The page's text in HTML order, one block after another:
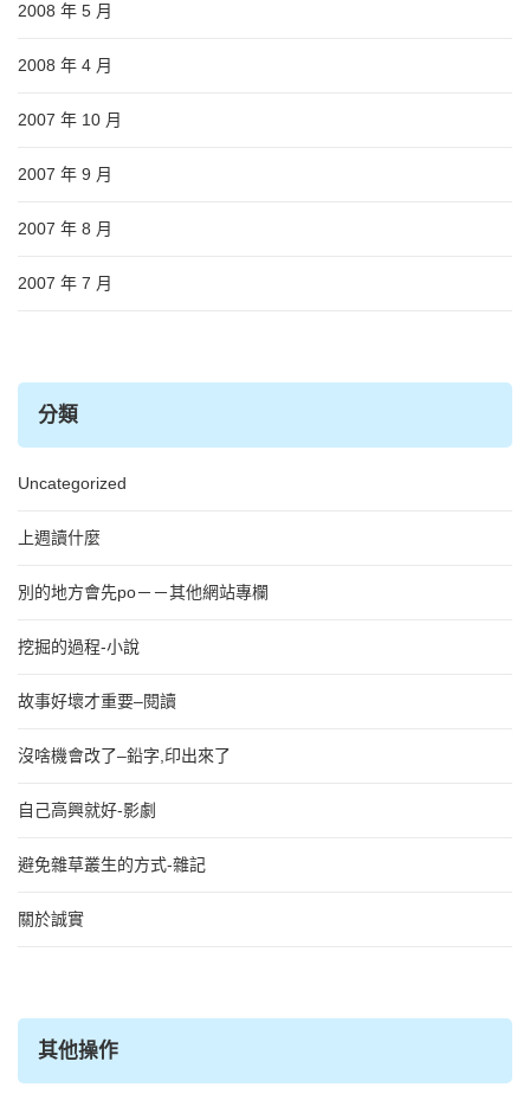
2008 年 5 月
2008 年 4 月
2007 年 10 月
2007 年 9 月
2007 年 8 月
2007 年 7 月
分類
Uncategorized
上週讀什麼
別的地方會先po－－其他網站專欄
挖掘的過程-小說
故事好壞才重要–閱讀
沒啥機會改了–鉛字,印出來了
自己高興就好-影劇
避免雜草叢生的方式-雜記
關於誠實
其他操作